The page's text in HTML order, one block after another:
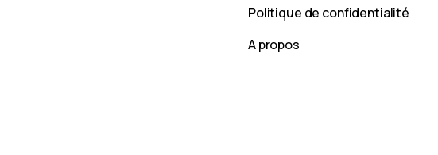
Politique de confidentialité
A propos